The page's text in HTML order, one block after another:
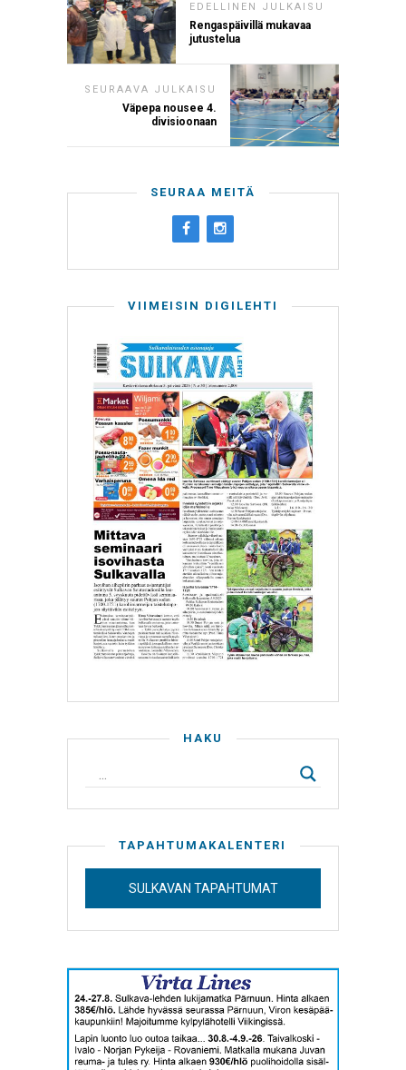
EDELLINEN JULKAISU
Rengaspäivillä mukavaa
jutustelua
SEURAAVA JULKAISU
Väpepa nousee 4.
divisioonaan
SEURAA MEITÄ
VIIMEISIN DIGILEHTI
HAKU
TAPAHTUMAKALENTERI
SULKAVAN TAPAHTUMAT